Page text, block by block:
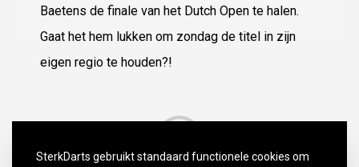
Baetens de finale van het Dutch Open te halen.
Gaat het hem lukken om zondag de titel in zijn
eigen regio te houden?!
SterkDarts gebruikt standaard functionele cookies om